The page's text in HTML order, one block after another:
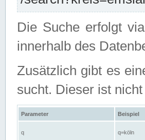
Die Suche erfolgt
innerhalb des
Zusätzlich gibt es
sucht. Dieser ist
Parameter Beispiel
q q=köln